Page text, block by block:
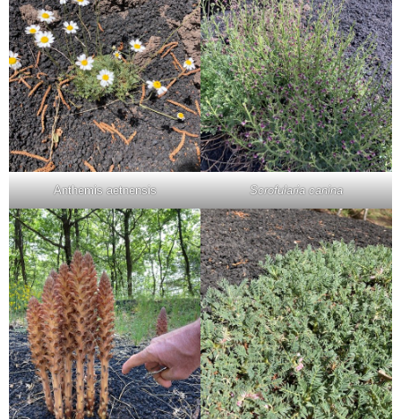
Anthemis aetnensis Scrofularia canina